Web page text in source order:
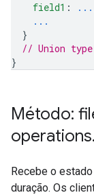
field1 : ...
...
}
// Union type
}
Método:
operations.
Recebe o
duração. Os